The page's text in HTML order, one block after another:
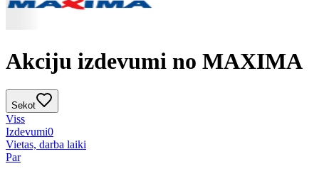
Akciju izdevumi no MAXIMA
Sekot
Viss
Izdevumi0
Vietas, darba laiki
Par